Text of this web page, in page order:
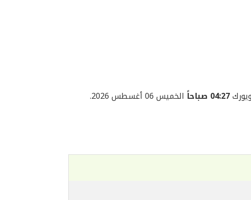
04:27 صباحاً
الخميس 06 أغسطس 2026.